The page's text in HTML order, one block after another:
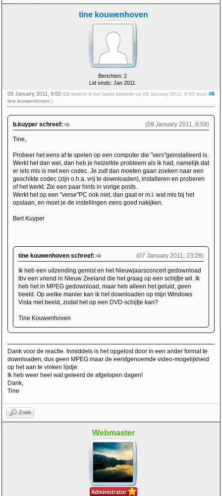
tine kouwenhoven
Berichten: 2
Lid sinds: Jan 2011
#8
09 January 2011, 9:00 (Dit bericht is het laatst bewerkt op 09 January 2011, 9:03 door
tine kouwenhoven .)
(09 January 2011, 8:59)
b.kuyper schreef:
Tine,
Probeer het eens af te spelen op een computer die "vers"geinstalleerd is.
Werkt het dan wel, dan heb je hetzelfde probleem als ik had, namelijk dat
er iets mis is met een codec. Je zult dan moeten gaan zoeken naar een
geschikte codec (zijn o.h.a. vrij te downloaden), installeren en proberen
of het werkt. Zie een paar hints in vorige posts.
Werkt het op een "verse"PC ook niet, dan gaat er m.i. wat mis bij het
opslaan, en moet je de instellingen eens goed nakijken.
Bert Kuyper
(07 January 2011, 23:28)
tine kouwenhoven schreef:
Ik heb een uitzending gemist en het Nieuwjaarsconcert gedownload
tbv een vriend in Nieuw Zeeland die het graag op een schijfje wil. Ik
heb het in MPEG gedownload, maar heb alleen het geluid, geen
beeld. Op welke manier kan ik het downloaden op mijn Windows
Vista met beeld, zodat het op een DVD-schijfje kan?
Tine Kouwenhoven
Dank voor de reactie. Inmiddels is het opgelost door in een ander format te
downloaden, dus geen MPEG maar de eerstgenoemde video-mogelijkheid
op het aan te vinken lijstje.
Ik heb weer heel wat geleerd de afgelopen dagen!
Dank,
Tine
Zoek
Webmaster